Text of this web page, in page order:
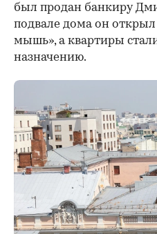
был продан банкиру
подвале дома он открыл
мышь», а квартиры
назначению.